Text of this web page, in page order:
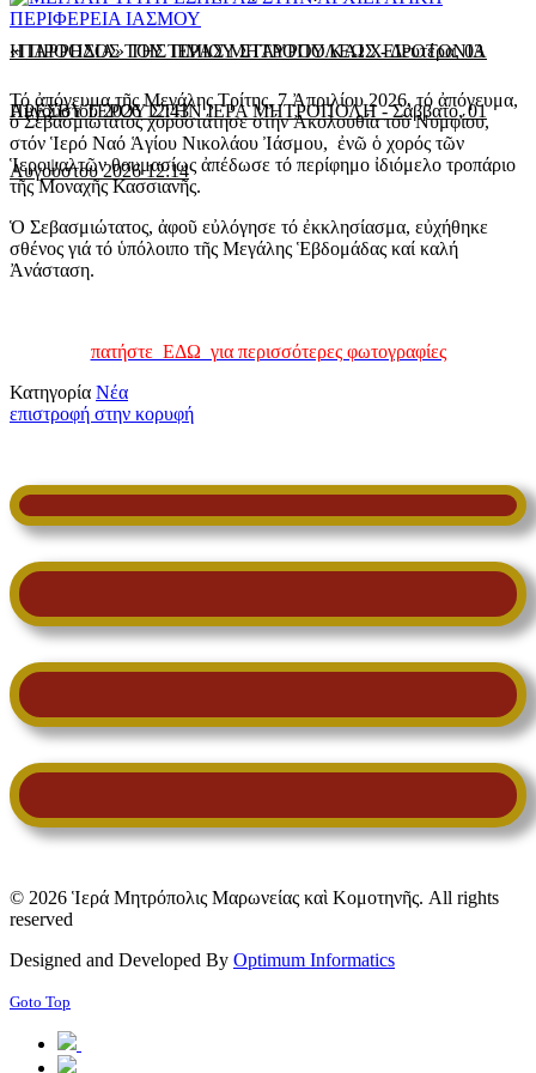
«ΠΑΡΡΗΣΙΑ» ΤΗΣ ΙΕΡΑΣ ΜΗΤΡΟΠΟΛΕΩΣ-Δευτέρα, 03
Αυγούστου 2026 12:43
Η ΠΡΟΟΔΟΣ ΤΟΥ ΤΙΜΙΟΥ ΣΤΑΥΡΟΥ ΚΑΙ ΧΕΙΡΟΤΟΝΙΑ
ΠΡΕΣΒΥΤΕΡΟΥ ΣΤΗΝ ΙΕΡΑ ΜΗΤΡΟΠΟΛΗ-Σάββατο, 01
Αυγούστου 2026 12:14
Τό ἀπόγευμα τῆς Μεγάλης Τρίτης, 7 Ἀπριλίου 2026, τό ἀπόγευμα,
ὁ Σεβασμιώτατος χοροστάτησε στήν Ἀκολουθία τοῦ Νυμφίου,
στόν Ἱερό Ναό Ἁγίου Νικολάου Ἰάσμου, ἐνῶ ὁ χορός τῶν
Ἱεροψαλτῶν θαυμασίως ἀπέδωσε τό περίφημο ἰδιόμελο τροπάριο
τῆς Μοναχῆς Κασσιανῆς.
Ὁ Σεβασμιώτατος, ἀφοῦ εὐλόγησε τό ἐκκλησίασμα, εὐχήθηκε
σθένος γιά τό ὑπόλοιπο τῆς Μεγάλης Ἑβδομάδας καί καλή
Ἀνάσταση.
πατήστε ΕΔΩ για περισσότερες φωτογραφίες
Κατηγορία Νέα
επιστροφή στην κορυφή
© 2026 Ἱερά Μητρόπολις Μαρωνείας καὶ Κομοτηνῆς. All rights
reserved
Designed and Developed By Optimum Informatics
Goto Top